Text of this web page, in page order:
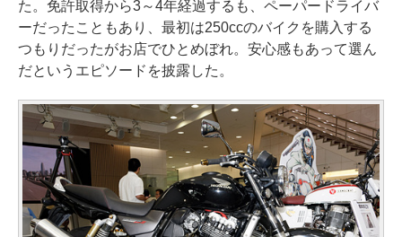
た。免許取得から3～4年経過するも、ペーパードライバ
ーだったこともあり、最初は250ccのバイクを購入する
つもりだったがお店でひとめぼれ。安心感もあって選ん
だというエピソードを披露した。